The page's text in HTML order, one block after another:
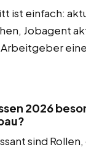
ist einfach:
Jobagent
2026
sind